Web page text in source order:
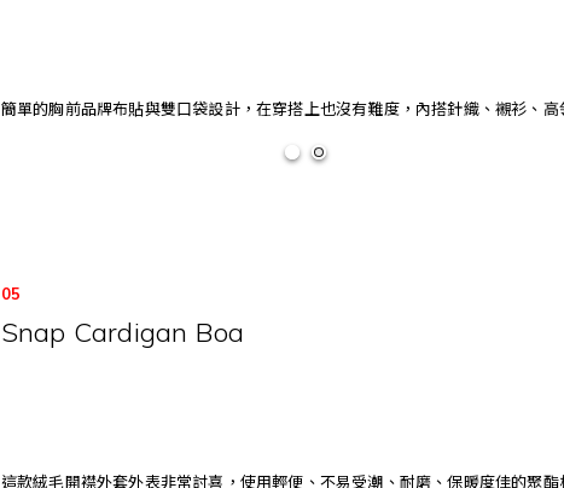
簡單的胸前品牌布貼與雙口袋設計，在穿搭上也沒有難度，內搭針織、襯衫、高
05
Snap Cardigan Boa
這款絨毛開襟外套外表非常討喜，使用輕便、不易受潮、耐磨、保暖度佳的聚